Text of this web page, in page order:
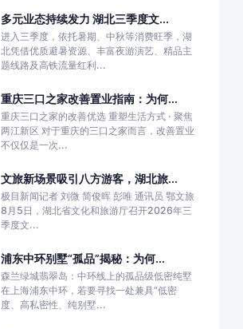
多元业态持续发力 湖北三季度文...
进入三季度，依托暑期、中秋等消费旺季，湖
北凭借优质避暑资源、丰富夜游演艺、精品主
题线路及高铁流量红利...
重庆三口之家改善置业指南：为何...
重庆三口之家的改善优选 重塑生活方式 · 聚焦
两江新区 对于重庆的三口之家而言，改善置业
不仅仅是一次...
文旅新场景吸引八方游客，湖北旅...
极目新闻记者 刘微 简俊晖 彭唯 通讯员 鄂文旅
8月5日，湖北省文化和旅游厅召开2026年三
季度文...
浦东中环别墅“孤品”揭秘：为何...
森兰绿城翡翠岛：中环线上的孤品级低密纯墅
在上海浦东中环，若要寻找一处兼具“低密
度、高私密性、纯别墅...